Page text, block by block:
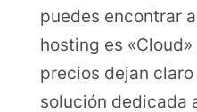
puedes encontrar
hosting es
precios dejan
solución dedicada